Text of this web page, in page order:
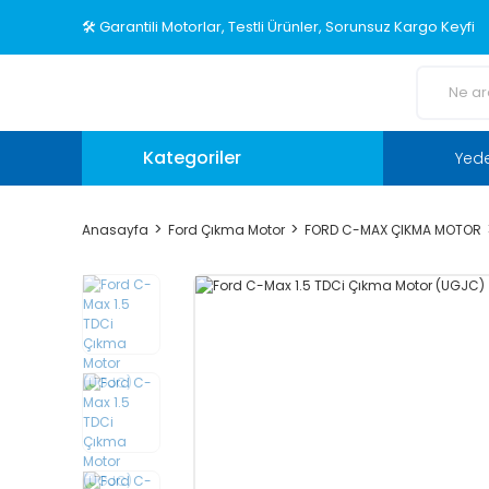
🛠️ Garantili Motorlar, Testli Ürünler, Sorunsuz Kargo Keyfi
Kategoriler
Anasayfa Ford Çıkma Motor FORD C-MAX ÇIKMA MOTOR